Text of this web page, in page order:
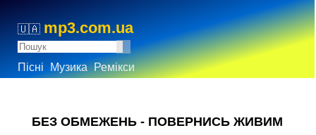
🇺🇦 mp3.com.ua
Пісні Музика Ремікси
БЕЗ ОБМЕЖЕНЬ - ПОВЕРНИСЬ ЖИВИМ